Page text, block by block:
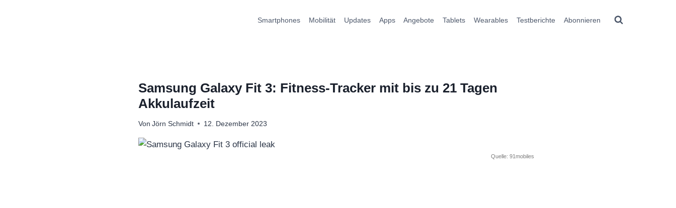
Smartphones Mobilität Updates Apps Angebote Tablets Wearables Testberichte Abonnieren
Samsung Galaxy Fit 3: Fitness-Tracker mit bis zu 21 Tagen
Akkulaufzeit
Von Jörn Schmidt 12. Dezember 2023
Quelle: 91mobiles